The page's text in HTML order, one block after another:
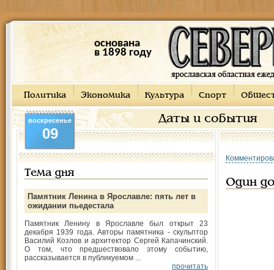
основана
в 1898 году
Политика Экономика Культура Спорт
Даты и события
воскресенье
09
Тема дня
Памятник Ленина в Ярославле: пять лет в
ожидании пьедестала
Памятник Ленину в Ярославле был открыт 23
декабря 1939 года. Авторы памятника - скульптор
Василий Козлов и архитектор Сергей Капачинский.
О том, что предшествовало этому событию,
рассказывается в публикуемом ...
прочитать
Один